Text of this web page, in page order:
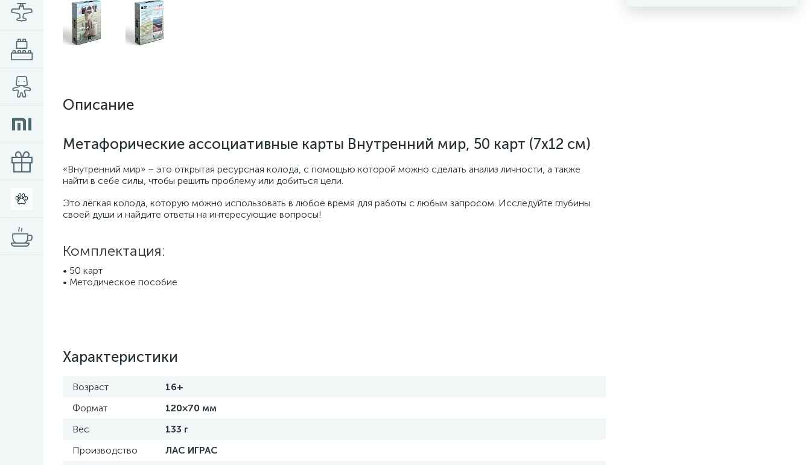
Описание
Метафорические ассоциативные карты Внутренний мир, 50 карт (7х12 см)
«Внутренний мир» – это открытая ресурсная колода, с помощью которой можно сделать анализ личности, а также
найти в себе силы, чтобы решить проблему или добиться цели.
Это лёгкая колода, которую можно использовать в любое время для работы с любым запросом. Исследуйте глубины
своей души и найдите ответы на интересующие вопросы!
Комплектация:
• 50 карт
• Методическое пособие
Характеристики
Возраст
16+
Формат
120×70 мм
Вес
133 г
Производство
ЛАС ИГРАС